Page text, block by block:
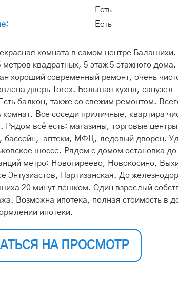
Есть
Есть
комната в самом центре
квадратных, 5 этаж 5 этажного дома.
хороший современный ремонт, очень
дверь Torex. Большая кухня, санузел
балкон, также со свежим ремонтом.
комнат. Все соседи приличные, квартира
Рядом всё есть: магазины, торговые
бассейн, аптеки, МФЦ, ледовый дворец.
шоссе. Рядом с домом остановка до
метро: Новогиреево, Новокосино,
Энтузиастов, Партизанская. До
20 минут пешком. Один взрослый
Возможна ипотека, полная стоимость в
ипотеки.
НА ПРОСМОТР